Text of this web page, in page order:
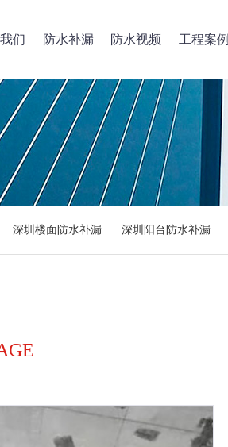
们 防水补漏 防水视频 工程案例
深圳楼面防水补漏 深圳阳台防水补漏